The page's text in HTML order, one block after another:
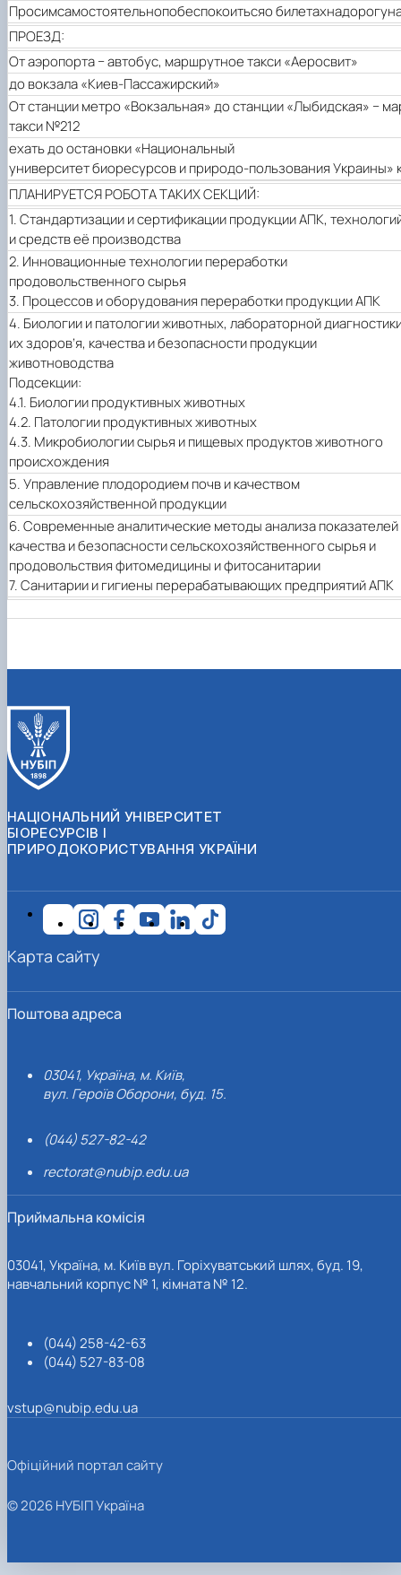
Просимсамостоятельнопобеспокоитьсяо билетахнадорогу
ПРОЕЗД:
От аэропорта− автобус, маршрутное такси «Аеросвит»
до вокзала «Киев-Пассажирский»
От станции метро «Вокзальная» до станции «Лыбидская» −
такси №212 ­
ехать до остановки «Национальный
университет биоресурсови природо-пользования Украины»
ПЛАНИРУЕТСЯРОБОТАТАКИХСЕКЦИЙ:
1.Стандартизации и сертификации продукции АПК,
и средств её производства
2. Инновационные технологии переработки
продовольственного сырья
3. Процессов и оборудования переработки продукции АПК
4. Биологии и патологии животных, лабораторной
их здоров’я, качества и безопасности продукции
животноводства
Подсекции:
4.1. Биологии продуктивных животных
4.2. Патологии продуктивных животных
4.3. Микробиологии сырья и пищевых продуктов животного
происхождения
5.Управление плодородием почв и качеством
сельскохозяйственной продукции
6.Современные аналитические методы анализа показателей
качества и безопасности сельскохозяйственного сырья и
продовольствия фитомедицины и фитосанитарии
7.Санитарии и гигиены перерабатывающих предприятий АПК
НАЦІОНАЛЬНИЙ УНІВЕРСИТЕТ
БІОРЕСУРСІВ І
ПРИРОДОКОРИСТУВАННЯ УКРАЇНИ
Поштова адреса
03041, Україна, м. Київ,
вул. Героїв Оборони, буд. 15.
(044) 527-82-42
rectorat@nubip.edu.ua
Приймальна комісія
03041, Україна, м. Київ вул. Горіхуватський шлях, буд. 19,
навчальний корпус № 1, кімната № 12.
(044) 258-42-63
(044) 527-83-08
vstup@nubip.edu.ua
Карта сайту
Офіційний портал сайту
© 2026 НУБІП Україна